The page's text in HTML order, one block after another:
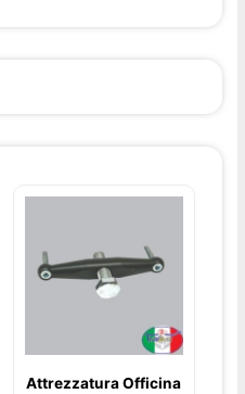
Attrezzatura Officina